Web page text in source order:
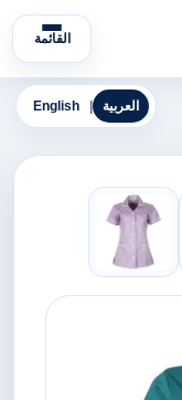
القائمة
English العربية